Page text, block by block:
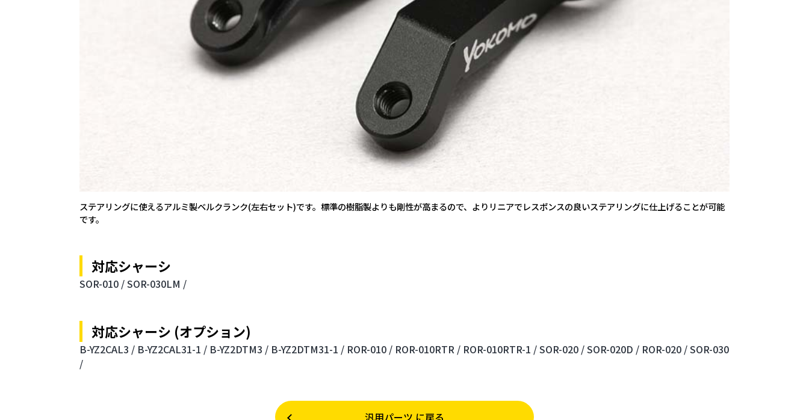
ステアリングに使えるアルミ製ベルクランク(左右セット)です。標準の樹脂製よりも剛性が高まるので、よりリニアでレスポンスの良いステアリングに仕上げることが可能
です。
対応シャーシ
SOR-010 /SOR-030LM /
対応シャーシ (オプション)
B-YZ2CAL3 / B-YZ2CAL31-1 / B-YZ2DTM3 / B-YZ2DTM31-1 / ROR-010 / ROR-010RTR / ROR-010RTR-1 /SOR-020 /SOR-020D / ROR-020 /SOR-030
/